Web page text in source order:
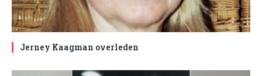
Jerney Kaagman overleden